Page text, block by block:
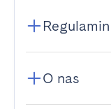
O nas